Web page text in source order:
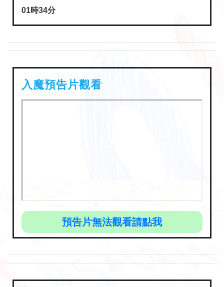
01時34分
入魔預告片觀看
預告片無法觀看請點我